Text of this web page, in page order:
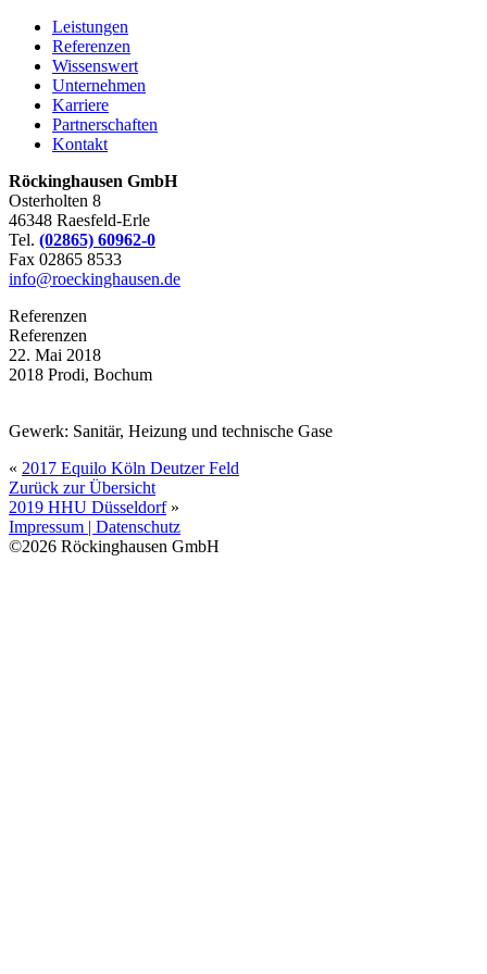
Leistungen
Referenzen
Wissenswert
Unternehmen
Karriere
Partnerschaften
Kontakt
Röckinghausen GmbH
Osterholten 8
46348 Raesfeld-Erle
Tel. (02865) 60962-0
Fax 02865 8533
info@roeckinghausen.de
Referenzen
Referenzen
22. Mai 2018
2018 Prodi, Bochum
Gewerk: Sanitär, Heizung und technische Gase
« 2017 Equilo Köln Deutzer Feld
Zurück zur Übersicht
2019 HHU Düsseldorf»
Impressum | Datenschutz
©2026 Röckinghausen GmbH